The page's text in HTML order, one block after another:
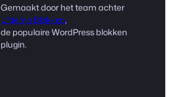
Gemaakt door het team achter
Ultieme Blokken,
de populaire WordPress blokken
plugin.